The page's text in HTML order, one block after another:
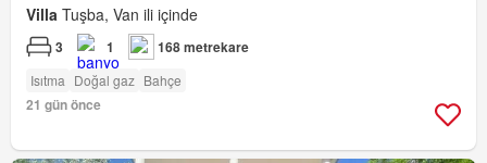
Villa Tuşba, Van ili içinde
3 1 168 metrekare
Isıtma Doğal gaz Bahçe
21 gün önce